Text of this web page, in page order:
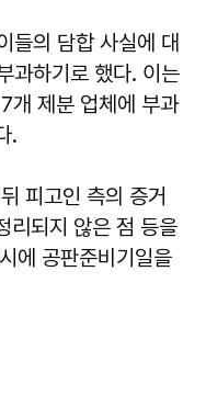
들의 담합 사실에 대
과하기로 했다. 이는
개 제분 업체에 부과
.
피고인 측의 증거
리되지 않은 점 등을
에 공판준비기일을